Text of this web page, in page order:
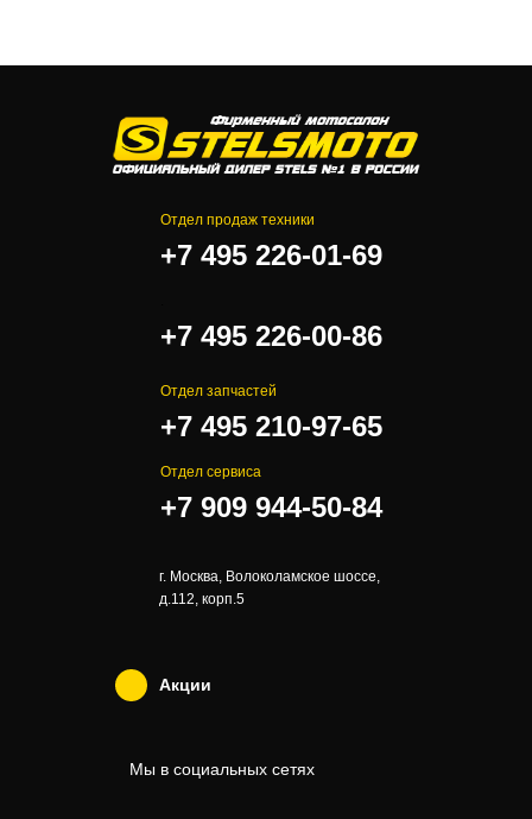
Отдел продаж техники
+7 495 226-01-69
+7 495 226-00-86
Отдел запчастей
+7 495 210-97-65
Отдел сервиса
+7 909 944-50-84
г. Москва, Волоколамское шоссе,
д.112, корп.5
Акции
Мы в социальных сетях